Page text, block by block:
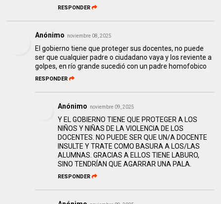
RESPONDER
Anónimo noviembre 08, 2025
El gobierno tiene que proteger sus docentes, no puede
ser que cualquier padre o ciudadano vaya y los reviente a
golpes, en río grande sucedió con un padre homofobico
RESPONDER
Anónimo noviembre 09, 2025
Y EL GOBIERNO TIENE QUE PROTEGER A LOS
NIÑOS Y NIÑAS DE LA VIOLENCIA DE LOS
DOCENTES. NO PUEDE SER QUE UN/A DOCENTE
INSULTE Y TRATE COMO BASURA A LOS/LAS
ALUMNAS. GRACIAS A ELLOS TIENE LABURO,
SINO TENDRÍAN QUE AGARRAR UNA PALA.
RESPONDER